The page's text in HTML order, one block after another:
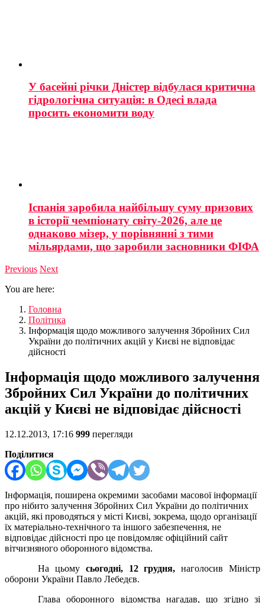
У басейні річки Дністер відбулася критична
гідрологічна ситуація: в Одесі влада
просить економити воду
Іспанія заробила найбільшу суму призових
в історії чемпіонату світу-2026, але це
однаково мізер, у порівнянні з тими
мільярдами, що заробили засновники ФІФА
Previous Next
You are here:
Головна
Політика
Інформація щодо можливого залучення Збройних Сил
України до політичних акцій у Києві не відповідає
дійсності
Інформація щодо можливого залучення
Збройних Сил України до політичних
акцій у Києві не відповідає дійсності
12.12.2013, 17:16 999 перегляди
Поділитися
Інформація, поширена окремими засобами масової інформації
про нібито залучення Збройних Сил України до політичних
акцій, які проводяться у місті Києві, зокрема, щодо організації
їх матеріально-технічного та іншого забезпечення, не
відповідає дійсності про це повідомляє офіційний сайт
вітчизняного оборонного відомства.
На цьому сьогодні, 12 грудня,наголосив Міністр
оборони України Павло Лебедєв.
Глава оборонного відомства нагадав, що згідно зі